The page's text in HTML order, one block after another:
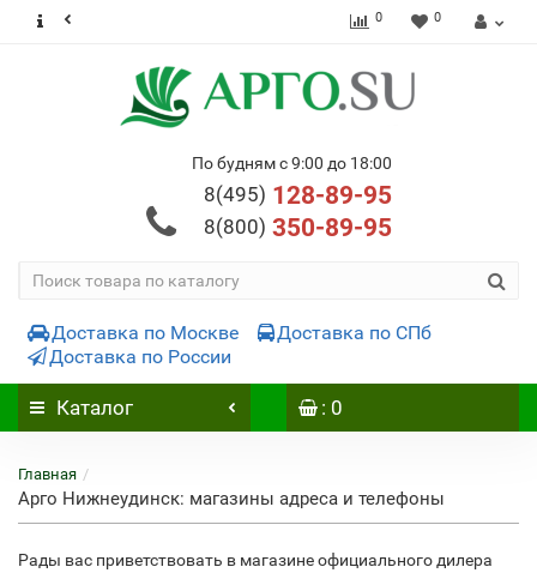
0 0
По будням с 9:00 до 18:00
8(495) 128-89-95
8(800) 350-89-95
Доставка по Москве
Доставка по СПб
Доставка по России
Каталог : 0
Главная
Арго Нижнеудинск: магазины адреса и телефоны
Рады вас приветствовать в магазине официального дилера